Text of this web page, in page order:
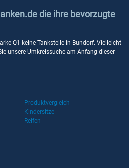
die ihre bevorzugte
Q1 keine Tankstelle in Bundorf. Vielleicht
unsere Umkreissuche am Anfang dieser
Produktvergleich
Kindersitze
Reifen